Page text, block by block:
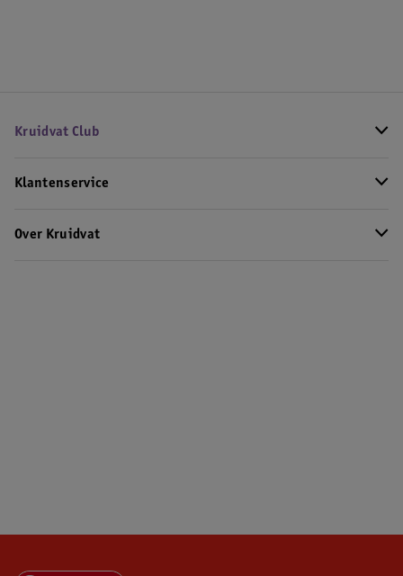
Kruidvat Club
Klantenservice
Over Kruidvat